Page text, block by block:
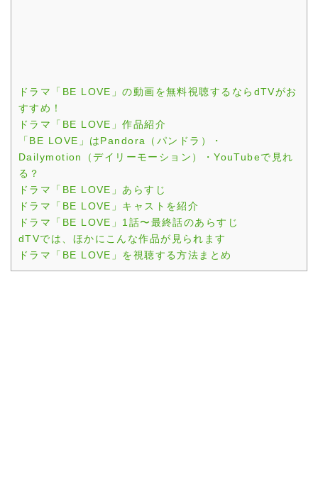
ドラマ「BE LOVE」の動画を無料視聴するならdTVがお
すすめ！
ドラマ「BE LOVE」作品紹介
「BE LOVE」はPandora（パンドラ）・
Dailymotion（デイリーモーション）・YouTubeで見れ
る？
ドラマ「BE LOVE」あらすじ
ドラマ「BE LOVE」キャストを紹介
ドラマ「BE LOVE」1話〜最終話のあらすじ
dTVでは、ほかにこんな作品が見られます
ドラマ「BE LOVE」を視聴する方法まとめ